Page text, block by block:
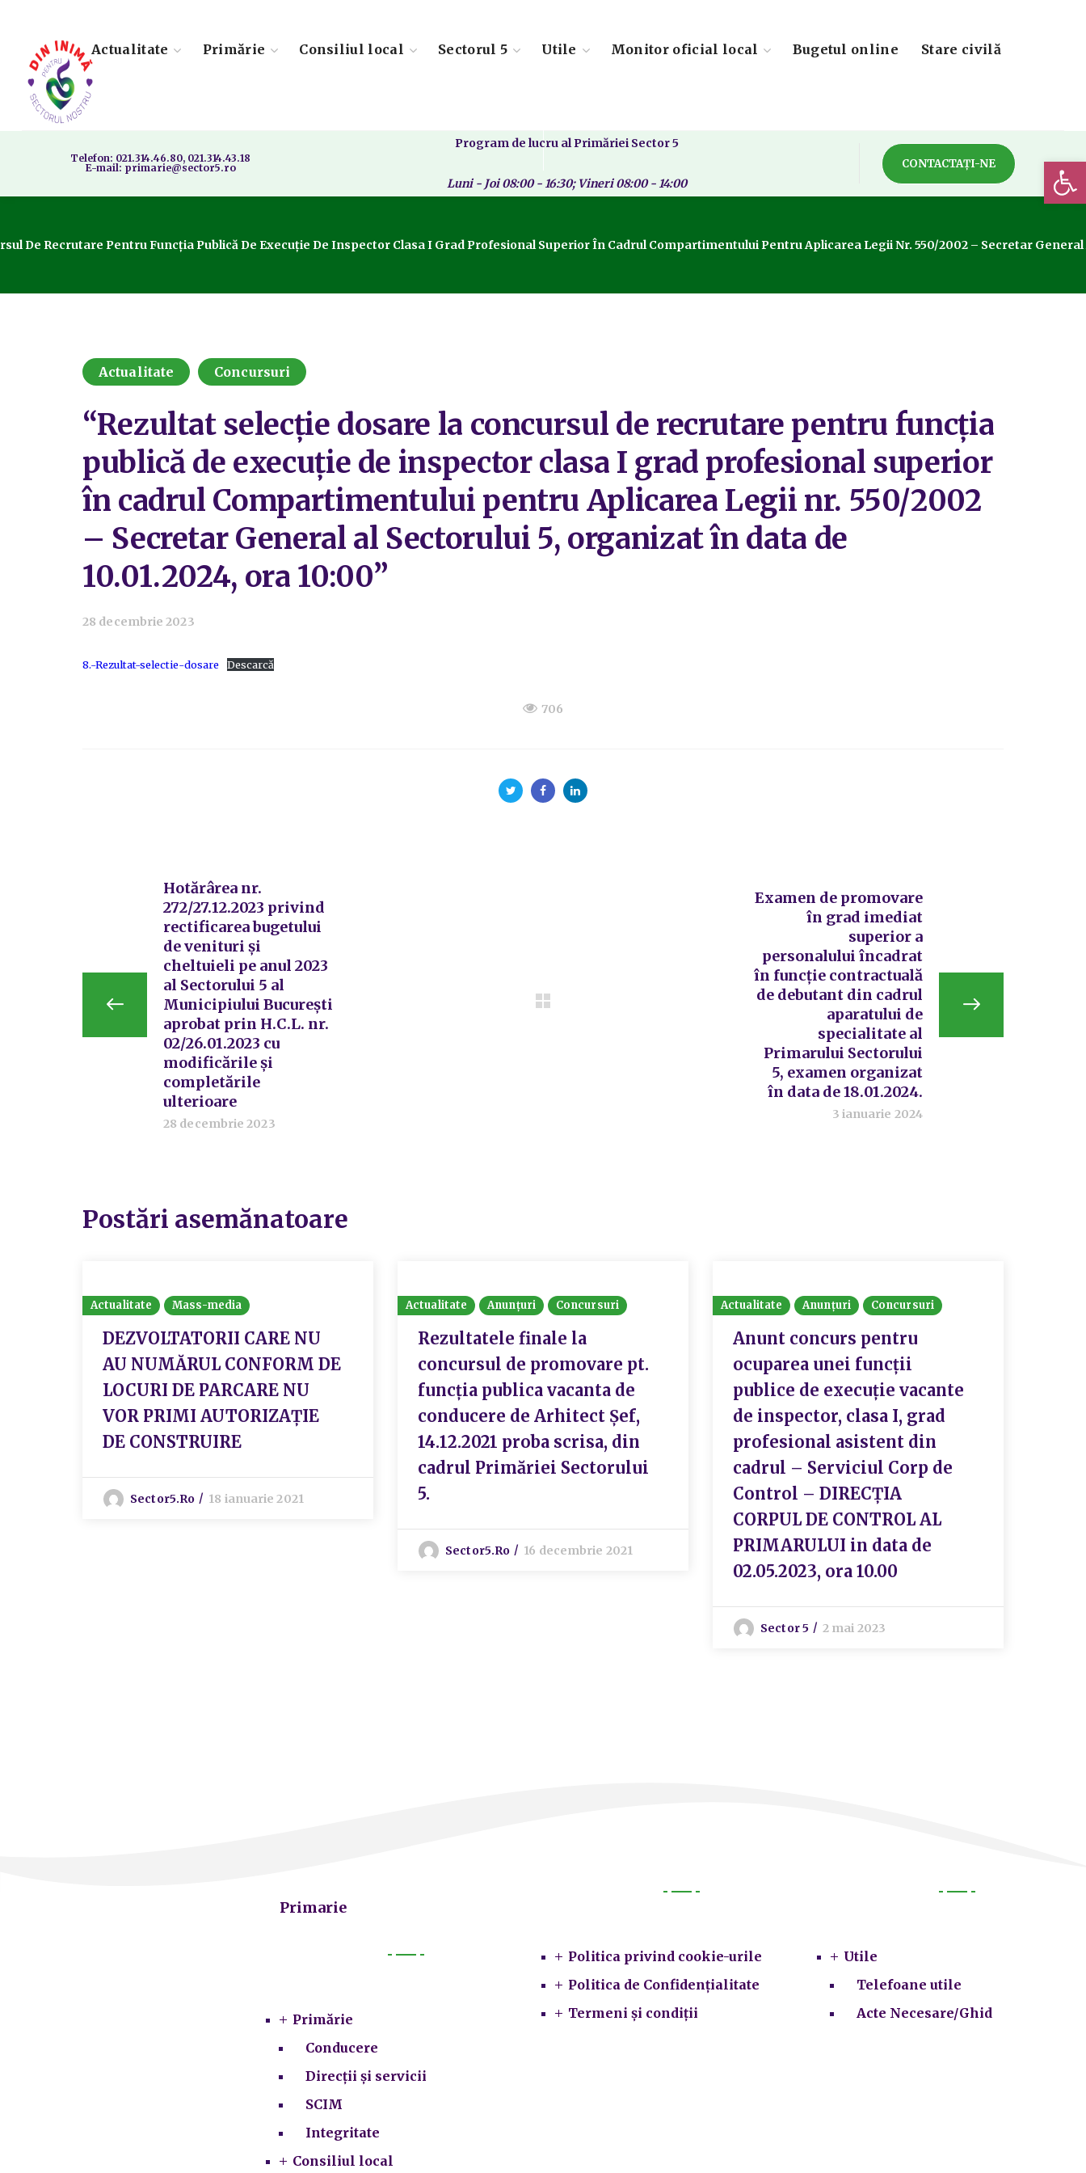
Actualitate Primărie Consiliul local Sectorul 5 Utile Monitor oficial local Bugetul online Stare civilă
Telefon: 021.314.46.80, 021.314.43.18
E-mail: primarie@sector5.ro
Program de lucru al Primăriei Sector 5
Luni - Joi 08:00 - 16:30; Vineri 08:00 - 14:00
CONTACTAȚI-NE
De Recrutare Pentru Funcția Publică De Execuție De Inspector Clasa I Grad Profesional Superior În Cadrul Compartimentului Pentru Aplicarea Legii Nr. 550/2002 – Secretar General
Actualitate Concursuri
“Rezultat selecție dosare la concursul de recrutare pentru funcția
publică de execuție de inspector clasa I grad profesional superior
în cadrul Compartimentului pentru Aplicarea Legii nr. 550/2002
– Secretar General al Sectorului 5, organizat în data de
10.01.2024, ora 10:00”
28 decembrie 2023
8.-Rezultat-selectie-dosare Descarcă
706
Hotărârea nr.
272/27.12.2023 privind
rectificarea bugetului
de venituri și
cheltuieli pe anul 2023
al Sectorului 5 al
Municipiului București
aprobat prin H.C.L. nr.
02/26.01.2023 cu
modificările și
completările
ulterioare
28 decembrie 2023
Examen de promovare
în grad imediat
superior a
personalului încadrat
în funcție contractuală
de debutant din cadrul
aparatului de
specialitate al
Primarului Sectorului
5, examen organizat
în data de 18.01.2024.
3 ianuarie 2024
Postări asemănatoare
Actualitate Mass-media
DEZVOLTATORII CARE NU
AU NUMĂRUL CONFORM DE
LOCURI DE PARCARE NU
VOR PRIMI AUTORIZAȚIE
DE CONSTRUIRE
Sector5.ro 18 ianuarie 2021
Actualitate Anunțuri Concursuri
Rezultatele finale la
concursul de promovare pt.
funcția publica vacanta de
conducere de Arhitect Șef,
14.12.2021 proba scrisa, din
cadrul Primăriei Sectorului
5.
Sector5.ro 16 decembrie 2021
Actualitate Anunțuri Concursuri
Anunt concurs pentru
ocuparea unei funcții
publice de execuție vacante
de inspector, clasa I, grad
profesional asistent din
cadrul – Serviciul Corp de
Control – DIRECȚIA
CORPUL DE CONTROL AL
PRIMARULUI in data de
02.05.2023, ora 10.00
Sector 5 2 mai 2023
Primarie
Primărie
Conducere
Direcții și servicii
SCIM
Integritate
Consiliul local
Politica privind cookie-urile
Politica de Confidențialitate
Termeni și condiții
Utile
Telefoane utile
Acte Necesare/Ghid